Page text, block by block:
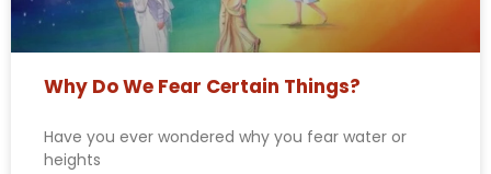
Why Do We Fear Certain Things?
Have you ever wondered why you fear water or
heights